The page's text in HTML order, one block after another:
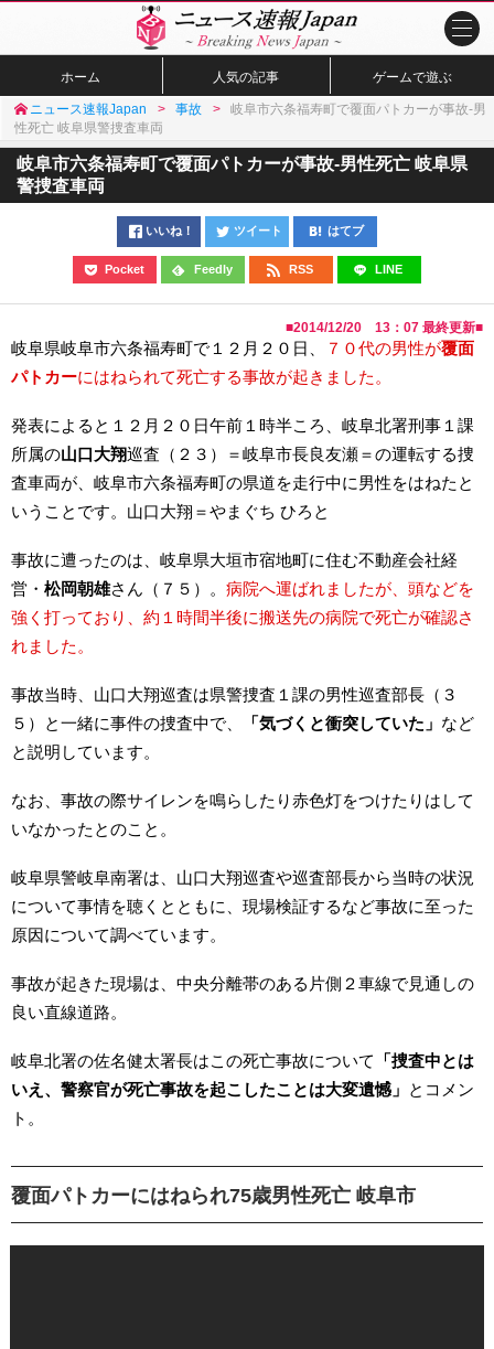
ホーム 人気の記事 ゲームで遊ぶ
ニュース速報Japan 事故
岐阜市六条福寿町で覆面パトカーが事故-男
性死亡 岐阜県警捜査車両
岐阜市六条福寿町で覆面パトカーが事故-男性死亡 岐阜県
警捜査車両
いいね！ ツイート はてブ
Pocket Feedly RSS LINE
■2014/12/20 13：07 最終更新■
岐阜県岐阜市六条福寿町で１２月２０日、 ７０代の男性が覆面
パトカーにはねられて死亡する事故が起きました。
発表によると１２月２０日午前１時半ころ、岐阜北署刑事１課
所属の山口大翔巡査（２３）＝岐阜市長良友瀬＝の運転する捜
査車両が、岐阜市六条福寿町の県道を走行中に男性をはねたと
いうことです。山口大翔＝やまぐち ひろと
事故に遭ったのは、岐阜県大垣市宿地町に住む不動産会社経
営・ 松岡朝雄さん（７５）。 病院へ運ばれましたが、頭などを
強く打っており、約１時間半後に搬送先の病院で死亡が確認さ
れました。
事故当時、山口大翔巡査は県警捜査１課の男性巡査部長（３
５）と一緒に事件の捜査中で、
「気づくと衝突していた」 など
と説明しています。
なお、事故の際サイレンを鳴らしたり赤色灯をつけたりはして
いなかったとのこと。
岐阜県警岐阜南署は、山口大翔巡査や巡査部長から当時の状況
について事情を聴くとともに、現場検証するなど事故に至った
原因について調べています。
事故が起きた現場は、中央分離帯のある片側２車線で見通しの
良い直線道路。
岐阜北署の佐名健太署長はこの死亡事故について
「捜査中とは
いえ、警察官が死亡事故を起こしたことは大変遺憾」 とコメン
ト。
覆面パトカーにはねられ75歳男性死亡 岐阜市